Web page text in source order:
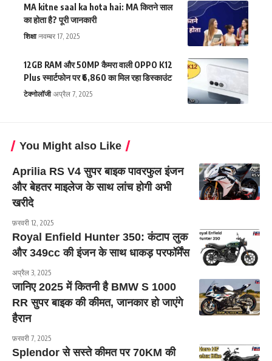
MA kitne saal ka hota hai: MA कितने साल
का होता है? पूरी जानकारी
शिक्षा नवम्बर 17, 2025
12GB RAM और 50MP कैमरा वाली OPPO K12
Plus स्मार्टफोन पर ₹6,860 का मिल रहा डिस्काउंट
टेक्नोलॉजी अप्रैल 7, 2025
You Might also Like
Aprilia RS V4 सुपर बाइक पावरफुल इंजन
और बेहतर माइलेज के साथ लांच होगी अभी
खरीदे
फ़रवरी 12, 2025
Royal Enfield Hunter 350: कंटाप लुक
और 349cc की इंजन के साथ धाकड़ परफॉर्मेंस
अप्रैल 3, 2025
जानिए 2025 में कितनी है BMW S 1000
RR सुपर बाइक की कीमत, जानकार हो जाएंगे
हैरान
फ़रवरी 7, 2025
Splendor से सस्ते कीमत पर 70KM की